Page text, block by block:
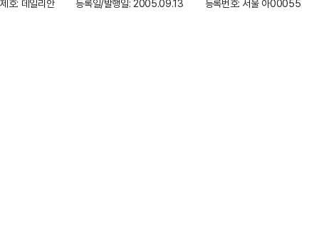
제호: 데일리안
등록일/발행일: 2005.09.13 등록번호: 서울 아00055